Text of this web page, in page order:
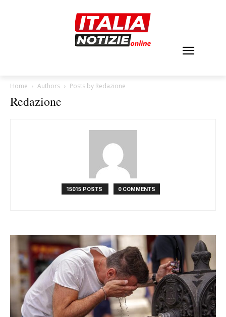
Home Authors Posts by Redazione
Redazione
15015 POSTS 0 COMMENTS